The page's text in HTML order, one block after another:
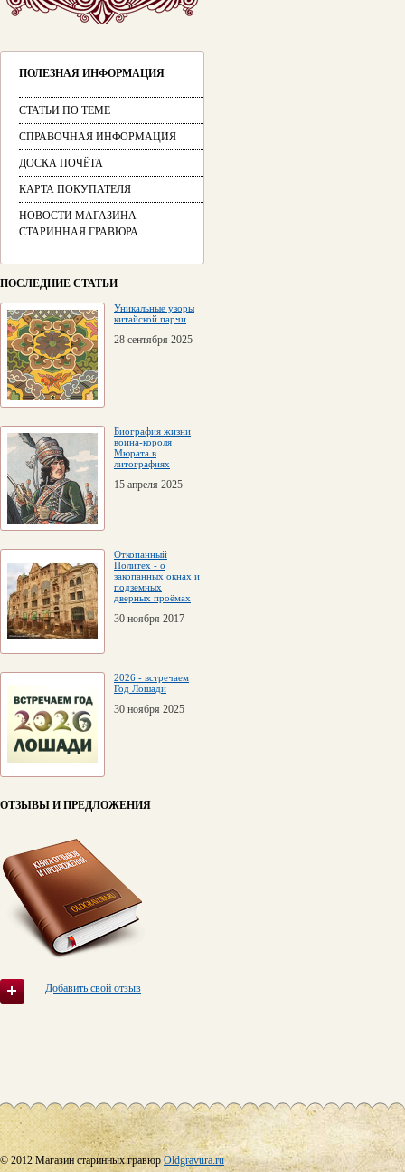
ПОЛЕЗНАЯ ИНФОРМАЦИЯ
СТАТЬИ ПО ТЕМЕ
СПРАВОЧНАЯ ИНФОРМАЦИЯ
ДОСКА ПОЧЁТА
КАРТА ПОКУПАТЕЛЯ
НОВОСТИ МАГАЗИНА
СТАРИННАЯ ГРАВЮРА
ПОСЛЕДНИЕ СТАТЬИ
Уникальные узоры
китайской парчи
28 сентября 2025
Биография жизни
воина-короля
Мюрата в
литографиях
15 апреля 2025
Откопанный
Политех - о
закопанных окнах и
подземных
дверных проёмах
30 ноября 2017
2026 - встречаем
Год Лошади
30 ноября 2025
ОТЗЫВЫ И ПРЕДЛОЖЕНИЯ
Добавить свой отзыв
© 2012 Магазин старинных гравюрOldgravura.ru